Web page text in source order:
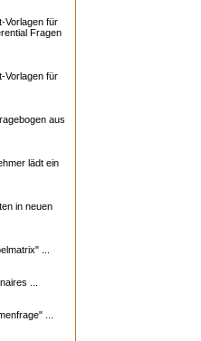
Vorlagen für
Fragen
Vorlagen für
aus
lädt ein
in neuen
...
...
...